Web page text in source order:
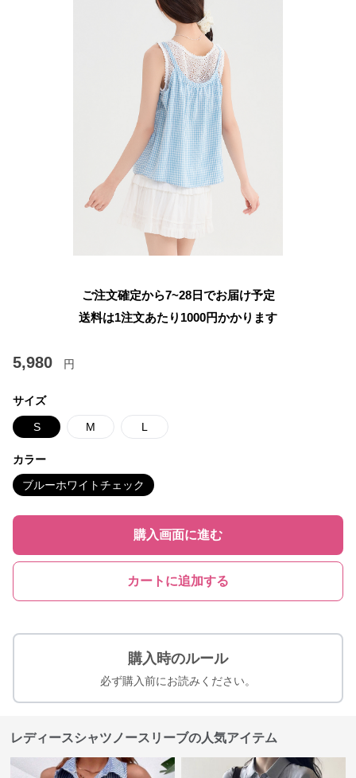
ご注文確定から7~28日でお届け予定
送料は1注文あたり 1000円かかります
5,980 円
サイズ
S M L
カラー
ブルーホワイトチェック
購入画面に進む
カートに追加する
購入時のルール
必ず購入前にお読みください。
レディースシャツノースリーブの人気アイテム